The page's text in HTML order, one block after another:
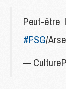
Peut-être
#PSG/
—